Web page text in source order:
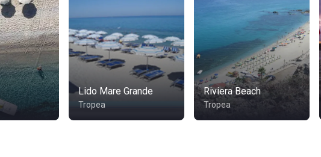
Lido Mare Grande
Tropea
Riviera Beach
Tropea